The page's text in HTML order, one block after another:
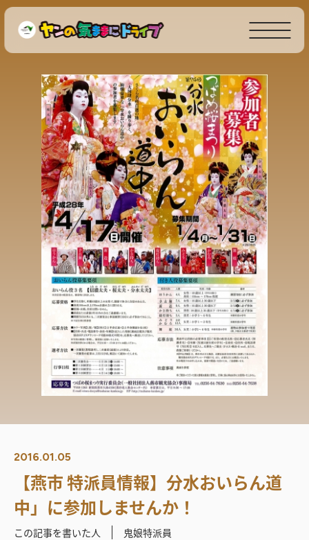
2016.01.05
【燕市 特派員情報】分水おいらん道
中」に参加しませんか！
この記事を書いた人 鬼娘特派員